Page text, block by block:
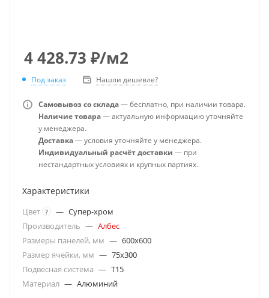
4 428.73 ₽/м2
Под заказ Нашли дешевле?
Самовывоз со склада— бесплатно, при наличии товара.
Наличие товара— актуальную информацию уточняйте
у менеджера.
Доставка— условия уточняйте у менеджера.
Индивидуальный расчёт доставки — при
нестандартных условиях и крупных партиях.
Характеристики
Цвет ? — Супер-хром
Производитель — Албес
Размеры панелей, мм — 600x600
Размер ячейки, мм — 75x300
Подвесная система — T15
Материал — Алюминий